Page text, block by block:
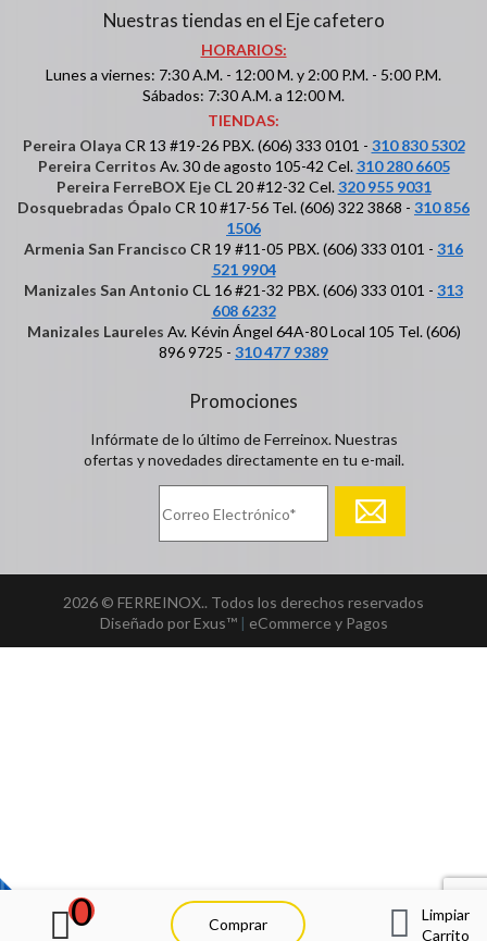
0 Comprar
Limpiar
Carrito
Nuestras tiendas en el Eje cafetero
HORARIOS:
Lunes a viernes: 7:30 A.M. - 12:00 M. y 2:00 P.M. - 5:00 P.M.
Sábados: 7:30 A.M. a 12:00 M.
TIENDAS:
Pereira Olaya CR 13 #19-26 PBX. (606) 333 0101 - 310 830 5302
Pereira Cerritos Av. 30 de agosto 105-42 Cel.310 280 6605
Pereira FerreBOX EjeCL 20 #12-32 Cel.320 955 9031
Dosquebradas Ópalo CR 10 #17-56 Tel. (606) 322 3868 - 310 856
1506
Armenia San Francisco CR 19 #11-05 PBX. (606) 333 0101 - 316
521 9904
Manizales San Antonio CL 16 #21-32 PBX. (606) 333 0101 - 313
608 6232
Manizales Laureles Av. Kévin Ángel 64A-80 Local 105 Tel. (606)
896 9725 - 310 477 9389
Promociones
Infórmate de lo último de Ferreinox. Nuestras
ofertas y novedades directamente en tu e-mail.
2026 © FERREINOX.. Todos los derechos reservados
Diseñado por Exus™| eCommerce y Pagos